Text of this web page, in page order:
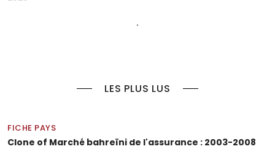
LES PLUS LUS
FICHE PAYS
Clone of Marché bahreïni de l'assurance : 2003-2008